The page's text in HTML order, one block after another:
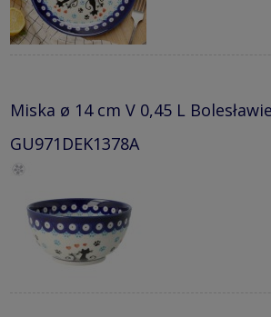
Miska ø 14 cm V 0,45 L
GU971DEK1378A